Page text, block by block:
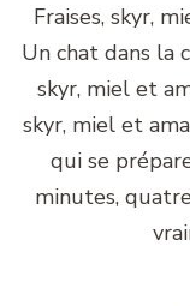
Fraises, skyr,
Un chat dans la
skyr, miel et
skyr, miel et
qui se
minutes,